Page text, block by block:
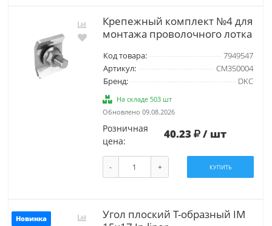
Крепежный комплект №4 для
монтажа проволочного лотка
Код товара:
7949547
Артикул:
CM350004
Бренд:
DKC
На складе 503 шт
Обновлено 09.08.2026
Розничная
цена:
40.23 / шт
- + КУПИТЬ
Новинка
Угол плоский Т-образный IM